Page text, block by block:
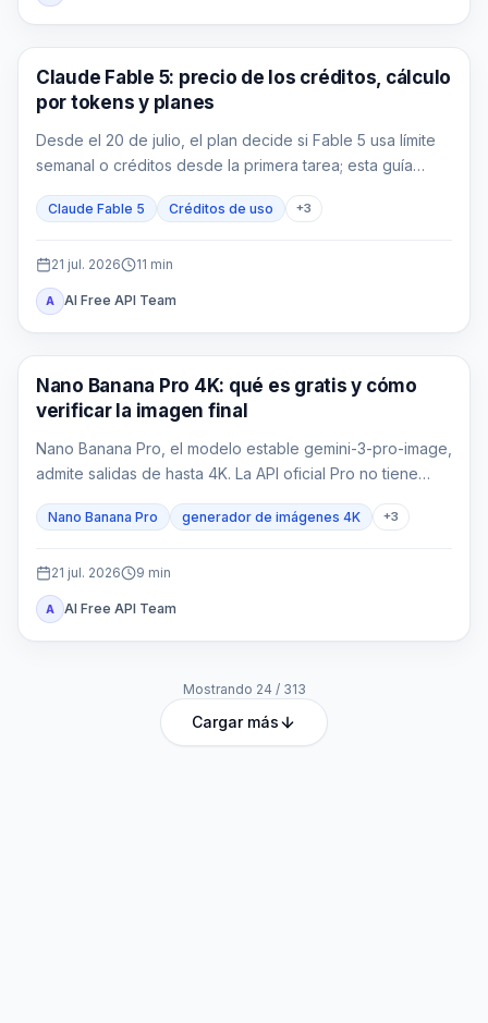
Claude
Claude Fable 5: precio de los créditos, cálculo
por tokens y planes
Desde el 20 de julio, el plan decide si Fable 5 usa límite
semanal o créditos desde la primera tarea; esta guía
Claude Fable 5 Créditos de uso +3
21 jul. 2026 11 min
A AI Free API Team
Generación de imágenes IA
Nano Banana Pro 4K: qué es gratis y cómo
verificar la imagen final
Nano Banana Pro, el modelo estable gemini-3-pro-image,
admite salidas de hasta 4K. La API oficial Pro no tiene
cubren y cualquier saldo de un proveedor pertenece a
Nano Banana Pro generador de imágenes 4K +3
21 jul. 2026 9 min
A AI Free API Team
Mostrando 24 / 313
Cargar más